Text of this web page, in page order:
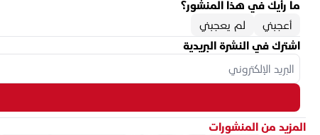
ما رأيك في هذا المنشور؟
أعجبني
لم يعجبني
اشترك في النشرة البريدية
المزيد من المنشورات